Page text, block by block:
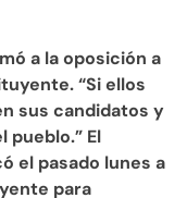
a la oposición a
“Si ellos
sus candidatos y
pueblo.” El
el pasado lunes a
para